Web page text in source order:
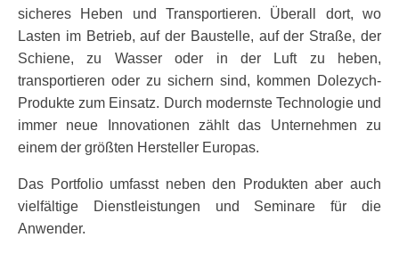
sicheres Heben und Transportieren. Überall dort, wo
Lasten im Betrieb, auf der Baustelle, auf der Straße, der
Schiene, zu Wasser oder in der Luft zu heben,
transportieren oder zu sichern sind, kommen Dolezych-
Produkte zum Einsatz. Durch modernste Technologie und
immer neue Innovationen zählt das Unternehmen zu
einem der größten Hersteller Europas.
Das Portfolio umfasst neben den Produkten aber auch
vielfältige Dienstleistungen und Seminare für die
Anwender.